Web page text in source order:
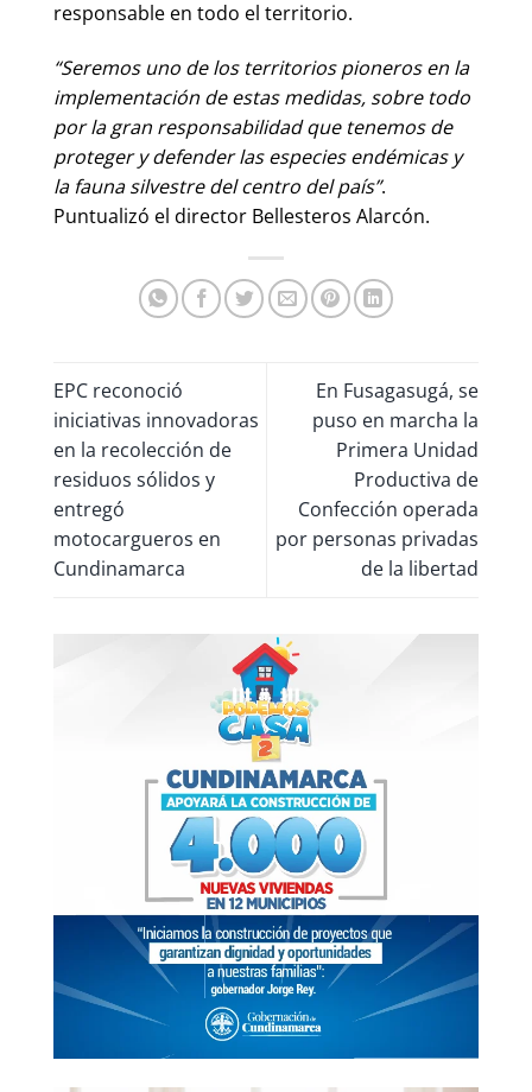
responsable en todo el territorio.
“Seremos uno de los territorios pioneros en la
implementación de estas medidas, sobre todo
por la gran responsabilidad que tenemos de
proteger y defender las especies endémicas y
la fauna silvestre del centro del país”.
Puntualizó el director Bellesteros Alarcón.
EPC reconoció
iniciativas innovadoras
en la recolección de
residuos sólidos y
entregó
motocargueros en
Cundinamarca
En Fusagasugá, se
puso en marcha la
Primera Unidad
Productiva de
Confección operada
por personas privadas
de la libertad